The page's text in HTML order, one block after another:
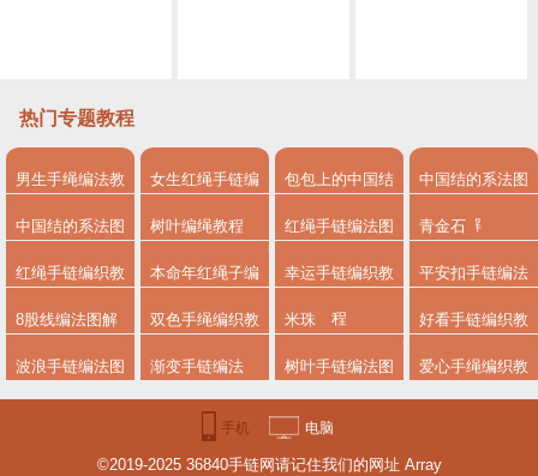
热门专题教程
男生手绳编法教
程
女生红绳手链编
法
包包上的中国结
系法图解
中国结的系法图
解
中国结的系法图
解，分享简单易
学的编绳入门制
作教程
树叶编绳教程 红绳手链编法图
解
青金石
红绳手链编织教
程
本命年红绳子编
法
幸运手链编织教
程
平安扣手链编法
8股线编法图解 双色手绳编织教
程
米珠 好看手链编织教
程图解
波浪手链编法图 渐变手链编法 树叶手链编法图 爱心手绳编织教
手机
版
电脑
版
©2019-2025 36840手链网请记住我们的网址 Array